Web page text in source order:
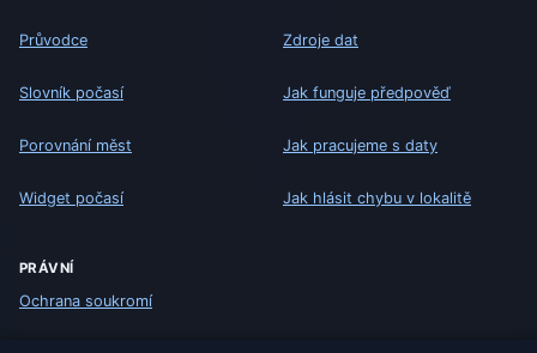
Průvodce
Slovník počasí
Porovnání měst
Widget počasí
Zdroje dat
Jak funguje předpověď
Jak pracujeme s daty
Jak hlásit chybu v lokalitě
PRÁVNÍ
Ochrana soukromí